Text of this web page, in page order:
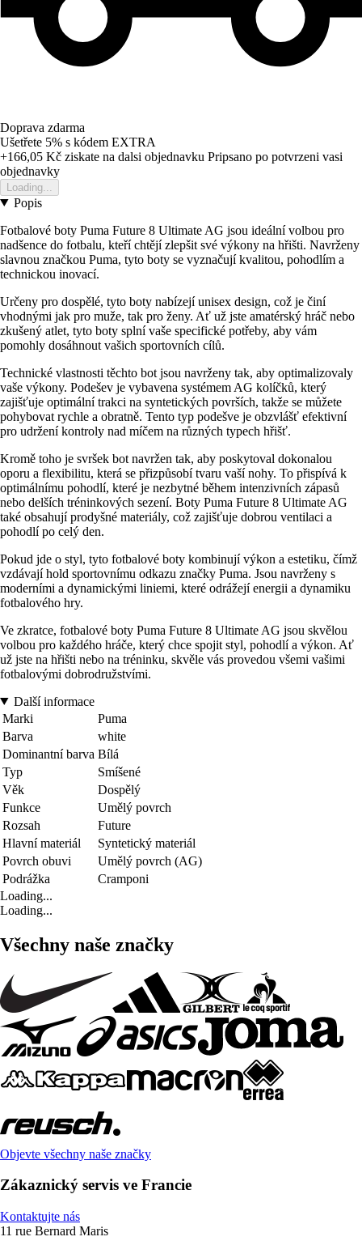
Doprava zdarma
Ušetřete 5% s kódem EXTRA
+166,05 Kč ziskate na dalsi objednavku Pripsano po potvrzeni vasi
objednavky
Loading...
Popis
Fotbalové boty Puma Future 8 Ultimate AG jsou ideální volbou pro
nadšence do fotbalu, kteří chtějí zlepšit své výkony na hřišti. Navrženy
slavnou značkou Puma, tyto boty se vyznačují kvalitou, pohodlím a
technickou inovací.
Určeny pro dospělé, tyto boty nabízejí unisex design, což je činí
vhodnými jak pro muže, tak pro ženy. Ať už jste amatérský hráč nebo
zkušený atlet, tyto boty splní vaše specifické potřeby, aby vám
pomohly dosáhnout vašich sportovních cílů.
Technické vlastnosti těchto bot jsou navrženy tak, aby optimalizovaly
vaše výkony. Podešev je vybavena systémem AG kolíčků, který
zajišťuje optimální trakci na syntetických površích, takže se můžete
pohybovat rychle a obratně. Tento typ podešve je obzvlášť efektivní
pro udržení kontroly nad míčem na různých typech hřišť.
Kromě toho je svršek bot navržen tak, aby poskytoval dokonalou
oporu a flexibilitu, která se přizpůsobí tvaru vaší nohy. To přispívá k
optimálnímu pohodlí, které je nezbytné během intenzivních zápasů
nebo delších tréninkových sezení. Boty Puma Future 8 Ultimate AG
také obsahují prodyšné materiály, což zajišťuje dobrou ventilaci a
pohodlí po celý den.
Pokud jde o styl, tyto fotbalové boty kombinují výkon a estetiku, čímž
vzdávají hold sportovnímu odkazu značky Puma. Jsou navrženy s
moderními a dynamickými liniemi, které odrážejí energii a dynamiku
fotbalového hry.
Ve zkratce, fotbalové boty Puma Future 8 Ultimate AG jsou skvělou
volbou pro každého hráče, který chce spojit styl, pohodlí a výkon. Ať
už jste na hřišti nebo na tréninku, skvěle vás provedou všemi vašimi
fotbalovými dobrodružstvími.
Další informace
Marki
Puma
Barva
white
Dominantní barva Bílá
Typ
Smíšené
Věk
Dospělý
Funkce
Umělý povrch
Rozsah
Future
Hlavní materiál
Syntetický materiál
Povrch obuvi
Umělý povrch (AG)
Podrážka
Cramponi
Loading...
Loading...
Všechny naše značky
Objevte všechny naše značky
Zákaznický servis ve Francie
Kontaktujte nás
11 rue Bernard Maris